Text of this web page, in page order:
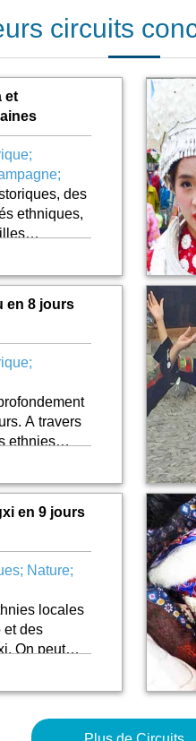
circuits
et
des
ethniques,
vous
de
en 8 jours
A travers
ethnies
et des
en 9 jours
Nature;
locales
et des
On peut
mais